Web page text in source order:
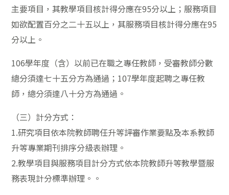
主要項目，其教學項目核計得分應在95分以上；服務項目
如欲配置百分之二十五以上，其服務項目核計得分應在95
分以上。
106學年度（含）以前已在職之專任教師，受審教師分數
總分須達七十五分方為通過；107學年度起聘之專任教
師，總分須達八十分方為通過。
（三）計分方式：
1.研究項目依本院教師聘任升等評審作業要點及本系教師
升等專業期刊排序分級表辦理。
2.教學項目與服務項目計分方式依本院教師升等教學暨服
務表現計分標準辦理。。